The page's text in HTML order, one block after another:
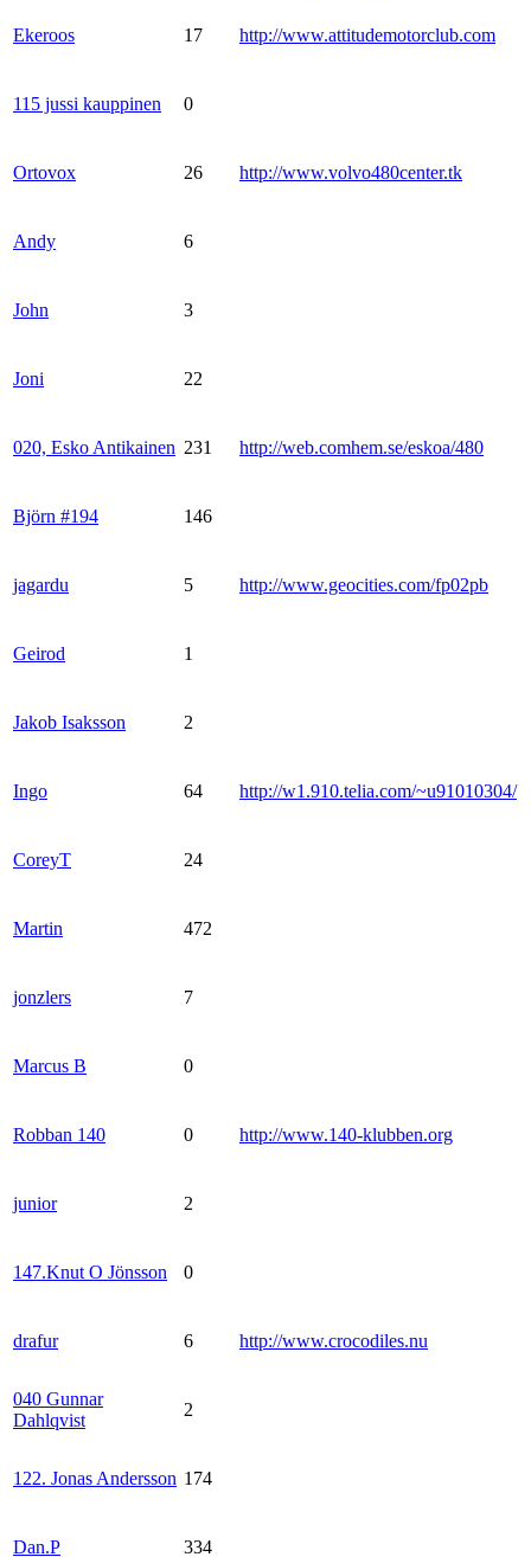
Ekeroos 17 http://www.attitudemotorclub.com
115 jussi kauppinen 0
Ortovox 26 http://www.volvo480center.tk
Andy 6
John 3
Joni 22
020, Esko Antikainen 231 http://web.comhem.se/eskoa/480
Björn #194 146
jagardu 5 http://www.geocities.com/fp02pb
Geirod 1
Jakob Isaksson 2
Ingo 64 http://w1.910.telia.com/~u91010304/
CoreyT 24
Martin 472
jonzlers 7
Marcus B 0
Robban 140 0 http://www.140-klubben.org
junior 2
147.Knut O Jönsson 0
drafur 6 http://www.crocodiles.nu
040 Gunnar
Dahlqvist
2
122. Jonas Andersson 174
Dan.P 334